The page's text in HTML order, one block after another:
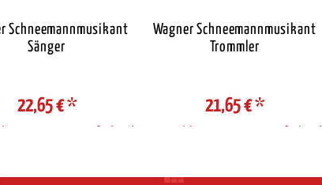
Schneemannmusikant
Sänger
22,65 €*
Steuerzone / Lieferland
Wagner Schneemannmusikant
Trommler
21,65 €*
Auswahl Steuerzone / Lieferland